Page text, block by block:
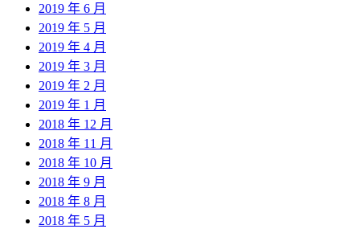
2019 年 6 月
2019 年 5 月
2019 年 4 月
2019 年 3 月
2019 年 2 月
2019 年 1 月
2018 年 12 月
2018 年 11 月
2018 年 10 月
2018 年 9 月
2018 年 8 月
2018 年 5 月